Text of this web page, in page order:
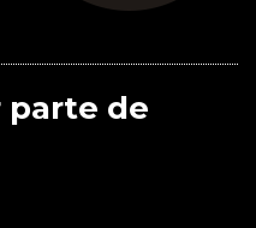
parte de